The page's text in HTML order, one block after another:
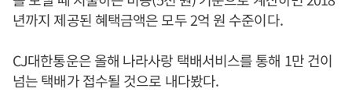
년까지 제공된 혜택금액은 모두 2억 원 수준이다.
CJ대한통운은 올해 나라사랑 택배서비스를 통해 1만 건이
넘는 택배가 접수될 것으로 내다봤다.